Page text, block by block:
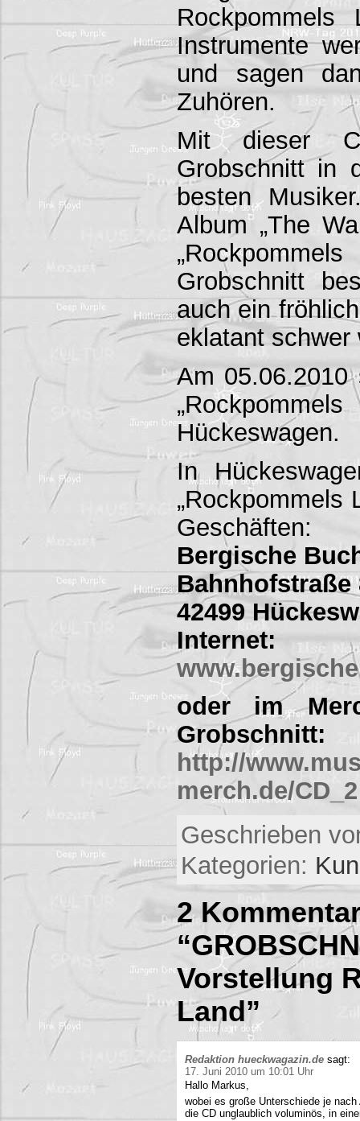
Rockpommels
Instrumente
und sagen
Zuhören.
Mit dieser
Grobschnitt in
besten
Album „The
Grobschnitt
auch ein
eklatant schwer
Am 05.06.2010
Hückeswagen.
In
„Rockpommels
Geschäften:
Bergische
Bahnhofstraße
42499
Internet:
oder im
Grobschnitt:
http://
merch.de/CD_2
Geschrieben
Kategorien:
2
Vorstellung
Land”
Redaktion hueckwagazin.de sagt:
17. Juni 2010 um 10:01 Uhr
Hallo Markus,
wobei es große Unterschiede je
die CD unglaublich voluminös, in